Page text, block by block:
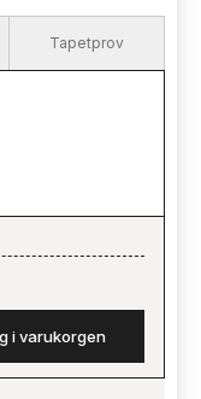
Tapetprov
i varukorgen